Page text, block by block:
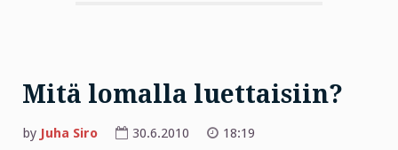
Mitä lomalla luettaisiin?
by Juha Siro 30.6.2010
18:19